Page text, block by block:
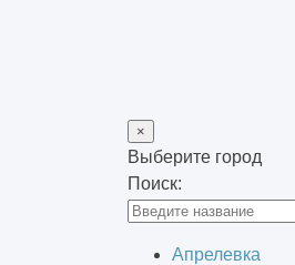
×
Выберите город
Поиск:
Апрелевка